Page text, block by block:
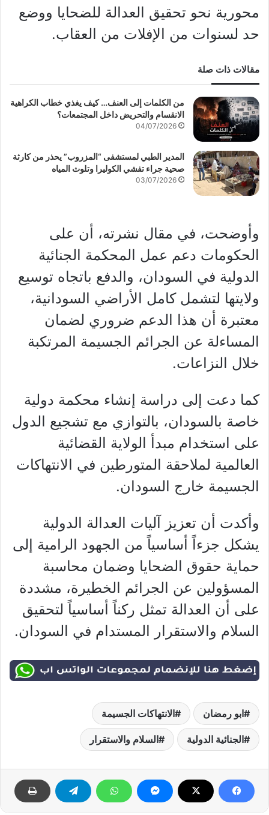
محورية نحو تحقيق العدالة للضحايا ووضع
حد لسنوات من الإفلات من العقاب.
مقالات ذات صلة
من الكلمات إلى العنف… كيف يغذي خطاب الكراهية
الانقسام والتحريض داخل المجتمعات؟
04/07/2026
المدير الطبي لمستشفى “المزروب” يحذر من كارثة
صحية جراء تفشي الكوليرا وتلوث المياه
03/07/2026
وأوضحت، في مقال نشرته، أن على
الحكومات دعم عمل المحكمة الجنائية
الدولية في السودان، والدفع باتجاه توسيع
ولايتها لتشمل كامل الأراضي السودانية،
معتبرة أن هذا الدعم ضروري لضمان
المساءلة عن الجرائم الجسيمة المرتكبة
خلال النزاعات.
كما دعت إلى دراسة إنشاء محكمة دولية
خاصة بالسودان، بالتوازي مع تشجيع الدول
على استخدام مبدأ الولاية القضائية
العالمية لملاحقة المتورطين في الانتهاكات
الجسيمة خارج السودان.
وأكدت أن تعزيز آليات العدالة الدولية
يشكل جزءاً أساسياً من الجهود الرامية إلى
حماية حقوق الضحايا وضمان محاسبة
المسؤولين عن الجرائم الخطيرة، مشددة
على أن العدالة تمثل ركناً أساسياً لتحقيق
السلام والاستقرار المستدام في السودان.
ابو رمضان الانتهاكات الجسيمة
الجنائية الدولية السلام والاستقرار